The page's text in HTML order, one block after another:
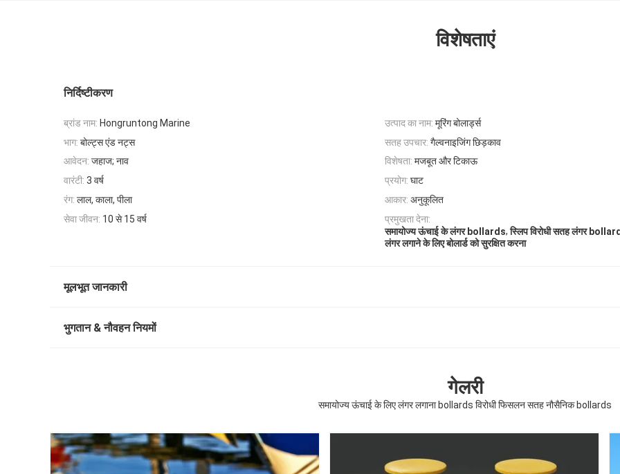
विशेषताएं
निर्दिष्टीकरण
ब्रांड नाम: Hongruntong Marine उत्पाद का नाम: मूरिंग बोलार्ड्स
भाग: बोल्ट्स एंड नट्स सतह उपचार: गैल्वनाइजिंग छिड़काव
आवेदन: जहाज; नाव विशेषता: मजबूत और टिकाऊ
वारंटी: 3 वर्ष प्रयोग: घाट
रंग: लाल, काला, पीला आकार: अनुकूलित
सेवा जीवन: 10 से 15 वर्ष
प्रमुखता देना:
समायोज्य ऊंचाई के लंगर bollards,स्लिप विरोधी सतह लंगर
लंगर लगाने के लिए बोलार्ड को सुरक्षित करना
मूलभूत जानकारी
भुगतान & नौवहन नियमों
गेलरी
समायोज्य ऊंचाई के लिए लंगर लगाना bollards विरोधी फिसलन सतह नौसैनिक bollards